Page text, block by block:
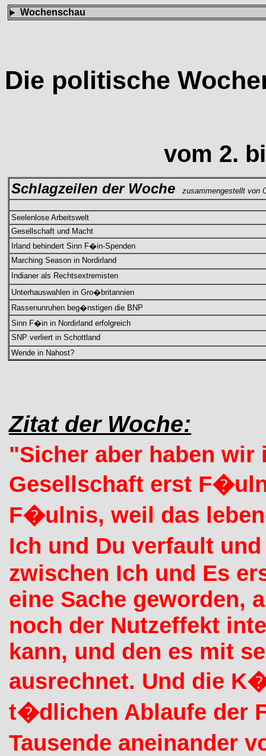
Wochenschau
Die politische
vom 2.
Schlagzeilen der Woche zusammengestellt von
Seelenlose Arbeitswelt
Gesellschaft und Macht
Irland behindert Sinn F�in-Spenden
Marching Season in Nordirland
Indianer als Rechtsextremisten
Unterhauswahlen in Gro�britannien
Rassenunruhen beg�nstigen die BNP
Sinn F�in in Nordirland erfolgreich
SNP verliert in Schottland
Wende in Nahost?
Zitat der Woche:
"Sicher aber haben wir
Gesellschaft erst
F�ulnis, weil das
Ich und Du verfault
zwischen Ich und Es
eine Sache geworden,
noch der Nutzeffekt
kann, und den es mit
ausrechnet. Und die
t�dlichen Ablaufe der
Tausende aneinander